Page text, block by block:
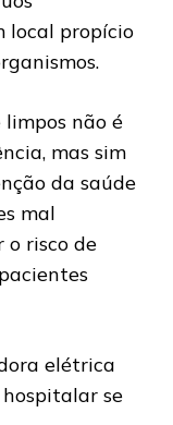
local propício
limpos não é
mas sim
da saúde
mal
o risco de
elétrica
se